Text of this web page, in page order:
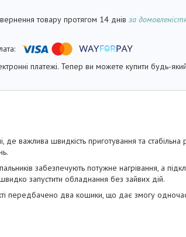
товару протягом 14 днів за
платежі. Тепер ви можете купити будь-
важлива швидкість приготування та стабільна
забезпечують потужне нагрівання, а
запустити обладнання без зайвих дій.
передбачено два кошики, що дає змогу